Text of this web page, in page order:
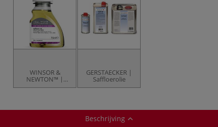
WINSOR &
NEWTON™ |
Artisan™
GERSTAECKER |
Saffloerolie
Beschrijving